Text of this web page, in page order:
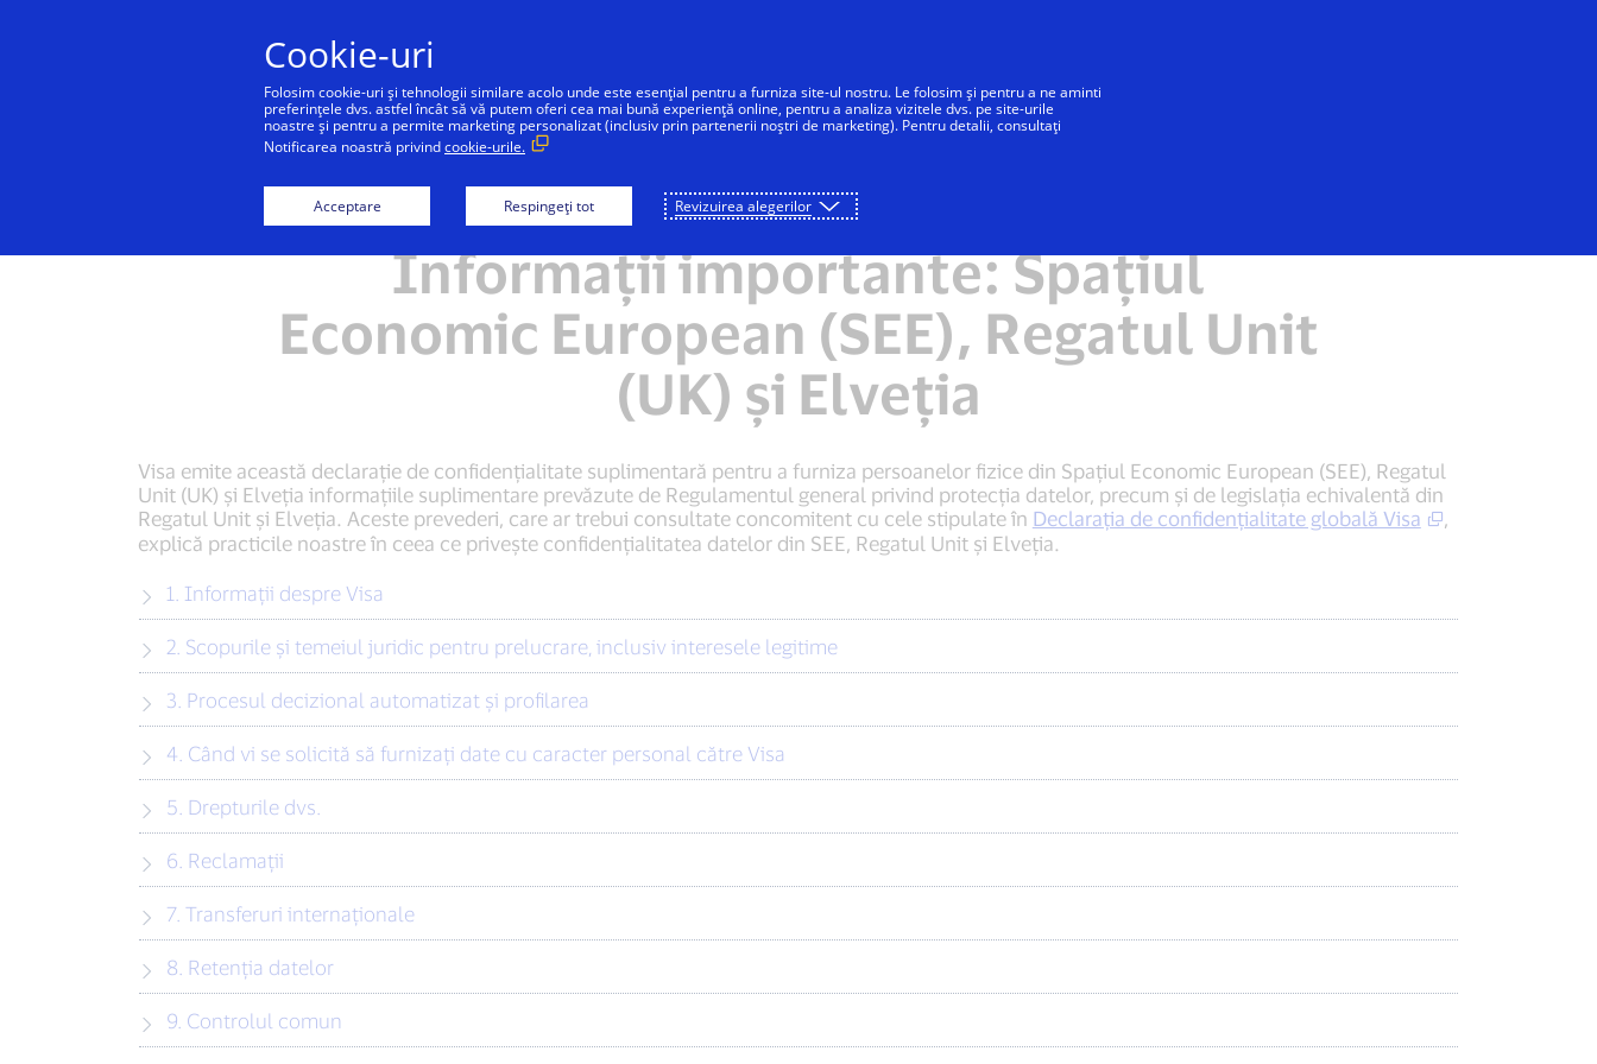
Informații importante: Spațiul
Economic European (SEE), Regatul Unit
(UK) și Elveția
Visa emite această declarație de confidențialitate suplimentară pentru a furniza persoanelor fizice din Spațiul Economic European (SEE), Regatul
Unit (UK) și Elveția informațiile suplimentare prevăzute de Regulamentul general privind protecția datelor, precum și de legislația echivalentă din
Regatul Unit și Elveția. Aceste prevederi, care ar trebui consultate concomitent cu cele stipulate în Declarația de confidențialitate globală Visa
,
explică practicile noastre în ceea ce privește confidențialitatea datelor din SEE, Regatul Unit și Elveția.
1. Informații despre Visa
2. Scopurile și temeiul juridic pentru prelucrare, inclusiv interesele legitime
3. Procesul decizional automatizat și profilarea
4. Când vi se solicită să furnizați date cu caracter personal către Visa
5. Drepturile dvs.
6. Reclamații
7. Transferuri internaționale
8. Retenția datelor
9. Controlul comun
Cookie-uri
Folosim cookie-uri și tehnologii similare acolo unde este esențial pentru a furniza site-ul nostru. Le folosim și pentru a ne aminti
preferințele dvs. astfel încât să vă putem oferi cea mai bună experiență online, pentru a analiza vizitele dvs. pe site-urile
noastre și pentru a permite marketing personalizat (inclusiv prin partenerii noștri de marketing). Pentru detalii, consultați
Notificarea noastră privindcookie-urile.
Acceptare Respingeți tot Revizuirea alegerilor